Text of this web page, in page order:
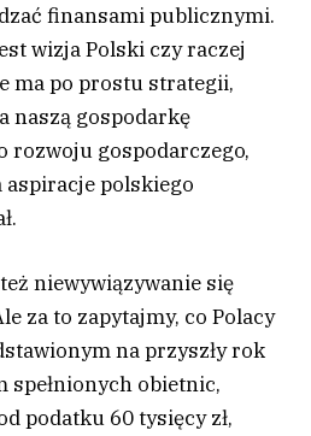
finansami publicznymi.
wizja Polski czy raczej
ma po prostu strategii,
naszą gospodarkę
rozwoju gospodarczego,
aspiracje polskiego
niewywiązywanie się
za to zapytajmy, co Polacy
na przyszły rok
spełnionych obietnic,
podatku 60 tysięcy zł,